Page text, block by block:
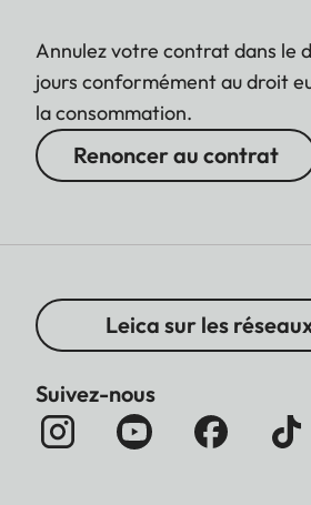
Annulez votre contrat dans le
jours conformément au droit
la consommation.
Renoncer au contrat
Leica sur les
Suivez-nous